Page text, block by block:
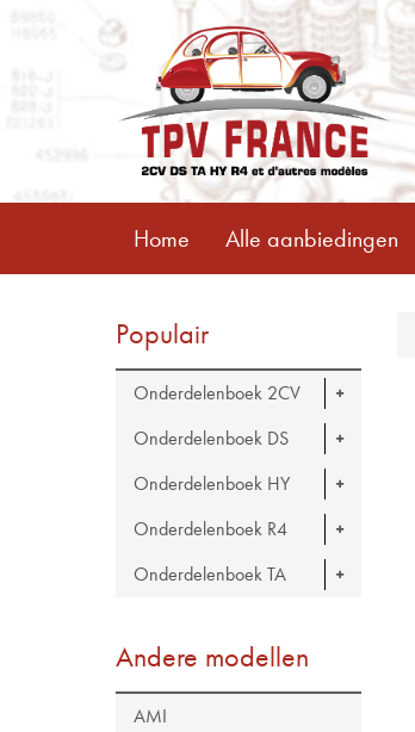
Home Alle aanbiedingen
Populair
Onderdelenboek 2CV
Onderdelenboek DS
Onderdelenboek HY
Onderdelenboek R4
Onderdelenboek TA
Andere modellen
AMI